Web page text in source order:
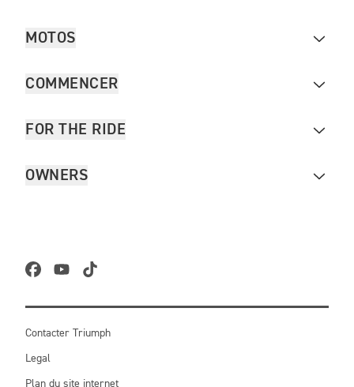
MOTOS
COMMENCER
FOR THE RIDE
OWNERS
Contacter Triumph
Legal
Plan du site internet